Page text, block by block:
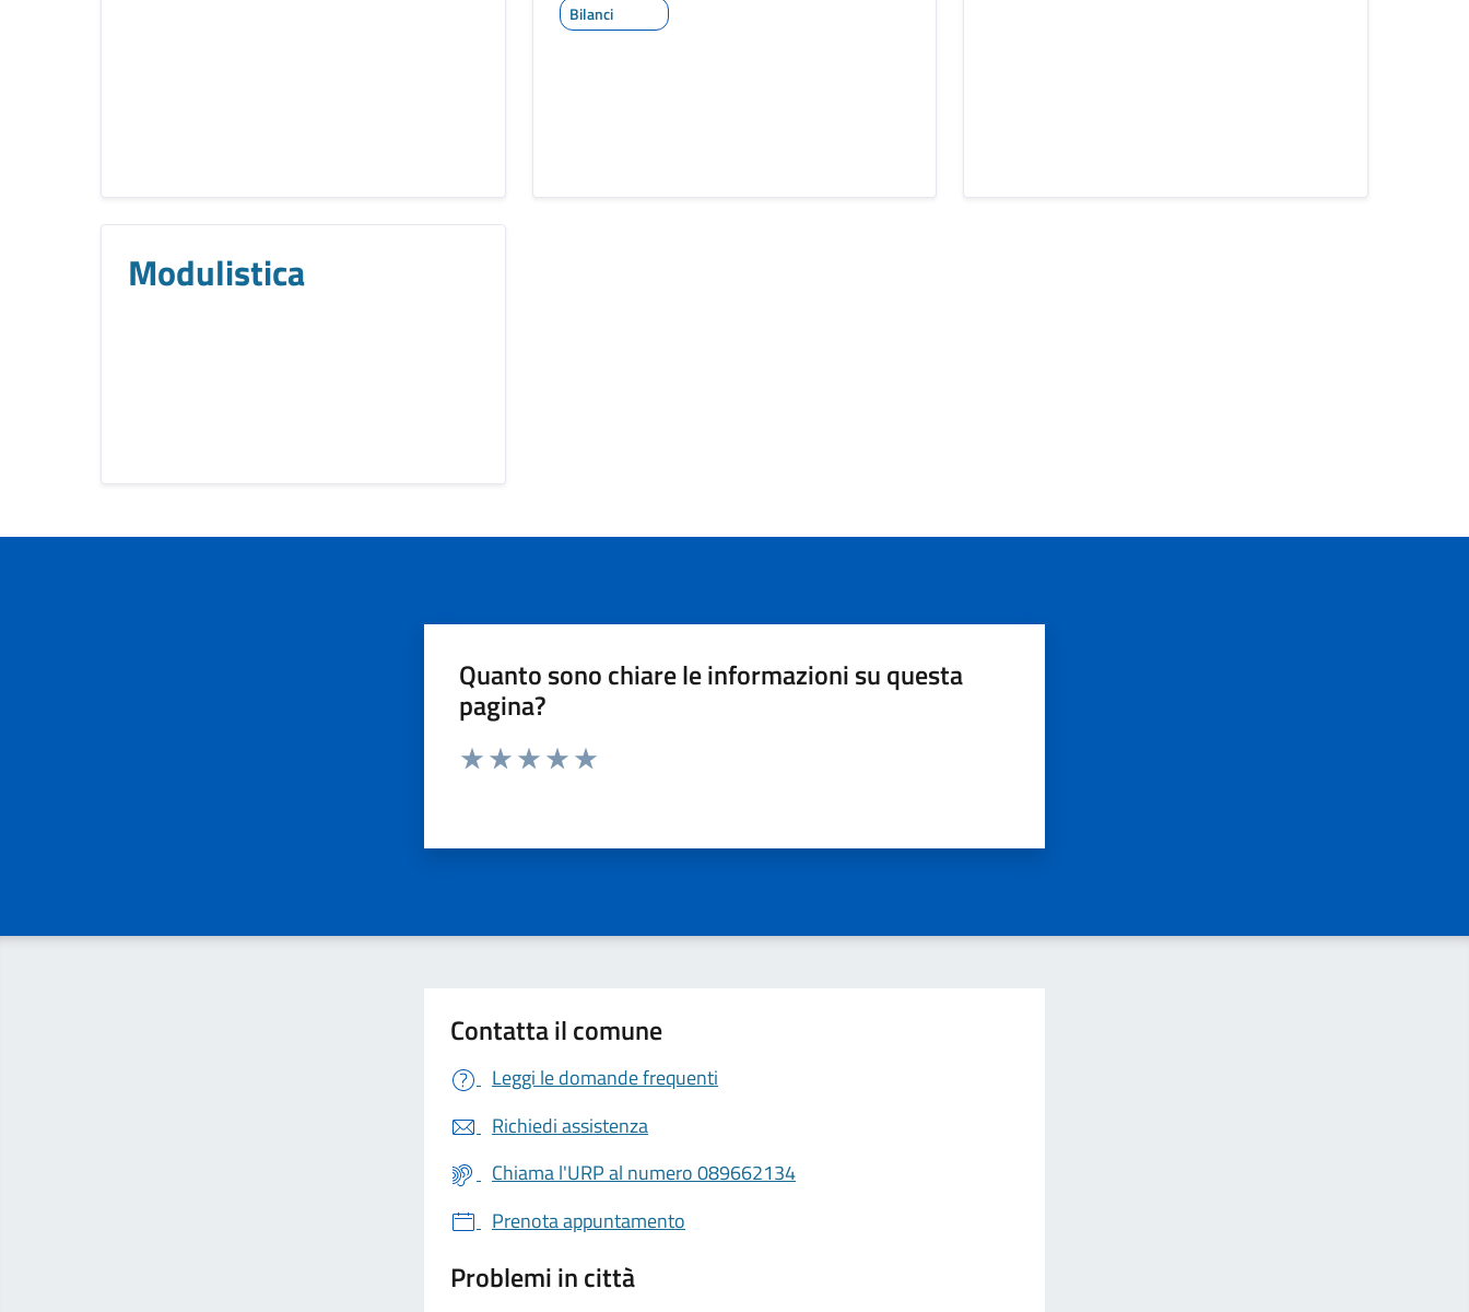
Bilanci
Modulistica
Quanto sono chiare le informazioni su questa
pagina?
Valuta da 1 a 5 stelle la pagina
Contatta il comune
Leggi le domande frequenti
Richiedi assistenza
Chiama l'URP al numero 089662134
Prenota appuntamento
Problemi in città